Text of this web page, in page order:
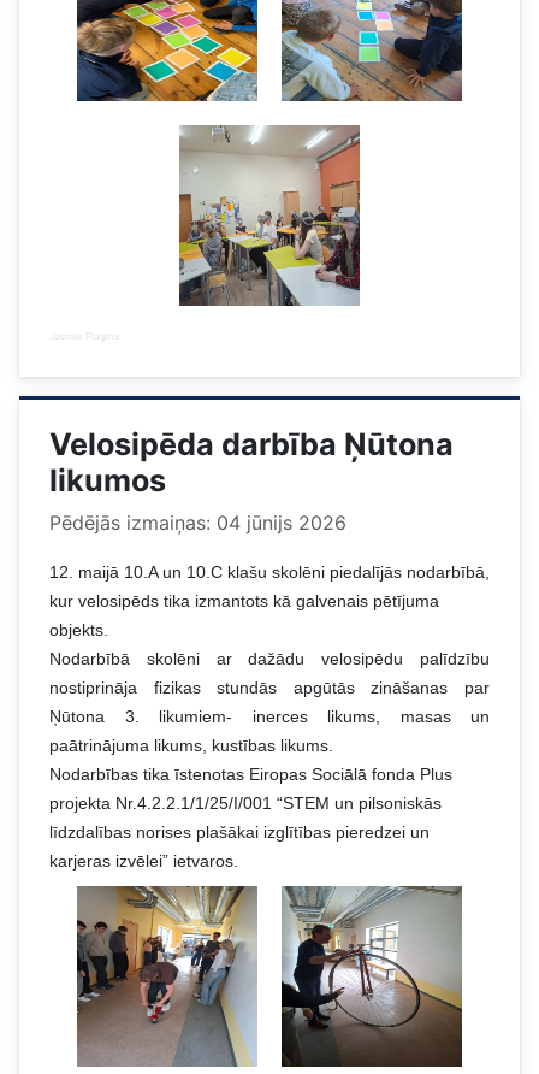
Joomla Plugins
Velosipēda darbība Ņūtona
likumos
Pēdējās izmaiņas: 04 jūnijs 2026
12. maijā 10.A un 10.C klašu skolēni piedalījās nodarbībā,
kur velosipēds tika izmantots kā galvenais pētījuma
objekts.
Nodarbībā skolēni ar dažādu velosipēdu palīdzību
nostiprināja fizikas stundās apgūtās zināšanas par
Ņūtona 3. likumiem- inerces likums, masas un
paātrinājuma likums, kustības likums.
Nodarbības tika īstenotas Eiropas Sociālā fonda Plus
projekta Nr.4.2.2.1/1/25/I/001 “STEM un pilsoniskās
līdzdalības norises plašākai izglītības pieredzei un
karjeras izvēlei” ietvaros.